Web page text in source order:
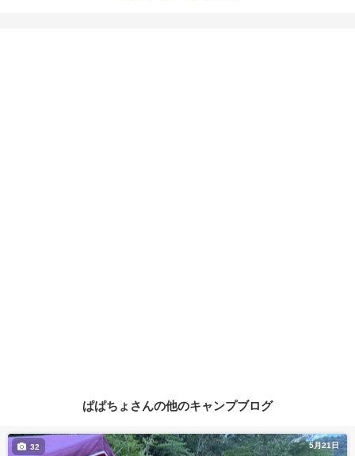
ぱぱちょさんの他のキャンプブログ
5月21日
32